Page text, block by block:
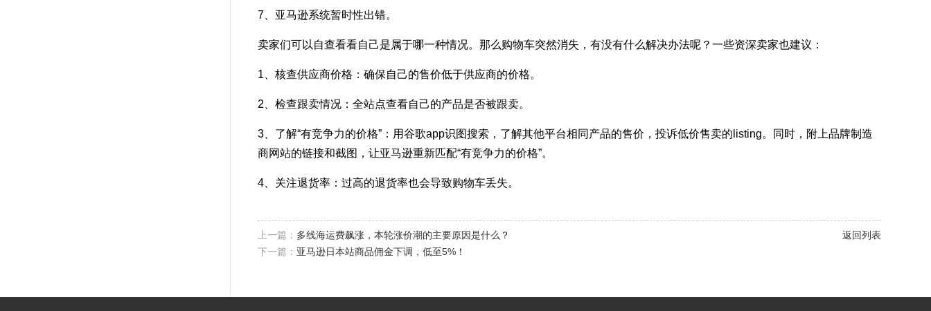
7、亚马逊系统暂时性出错。
卖家们可以自查看看自己是属于哪一种情况。那么购物车突然消失，有没有什么解决办法呢？一些资深卖家也建议：
1、核查供应商价格：确保自己的售价低于供应商的价格。
2、检查跟卖情况：全站点查看自己的产品是否被跟卖。
3、了解“有竞争力的价格”：用谷歌app识图搜索，了解其他平台相同产品的售价，投诉低价售卖的listing。同时，附上品牌制造
商网站的链接和截图，让亚马逊重新匹配“有竞争力的价格”。
4、关注退货率：过高的退货率也会导致购物车丢失。
上一篇： 多线海运费飙涨，本轮涨价潮的主要原因是什么？
下一篇： 亚马逊日本站商品佣金下调，低至5%！
返回列表